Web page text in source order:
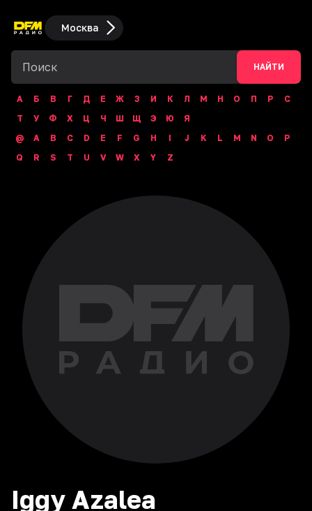
Москва
НАЙТИ
А Б В Г Д Е Ж З И К Л М Н О П Р
С
Т
У Ф Х Ц Ч Ш Щ Э Ю
Я
@
A B C D E F G H I J K L M N O
P
Q
R S T U V W X Y Z
Iggy Azalea